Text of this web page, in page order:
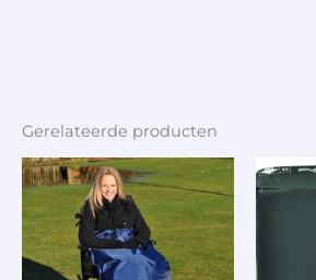
Gerelateerde producten